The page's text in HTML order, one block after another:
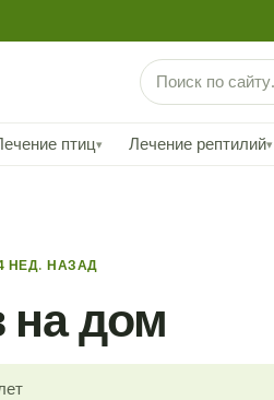
птиц▾ Лечение рептилий▾
НЕД. НАЗАД
на дом